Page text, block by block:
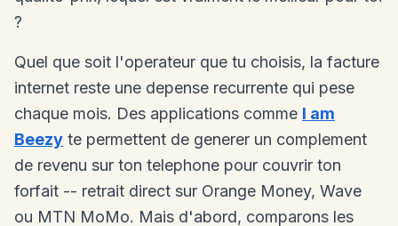
?
Quel que soit l'operateur que tu choisis, la facture
internet reste une depense recurrente qui pese
chaque mois. Des applications comme I am
Beezy te permettent de generer un complement
de revenu sur ton telephone pour couvrir ton
forfait -- retrait direct sur Orange Money, Wave
ou MTN MoMo. Mais d'abord, comparons les